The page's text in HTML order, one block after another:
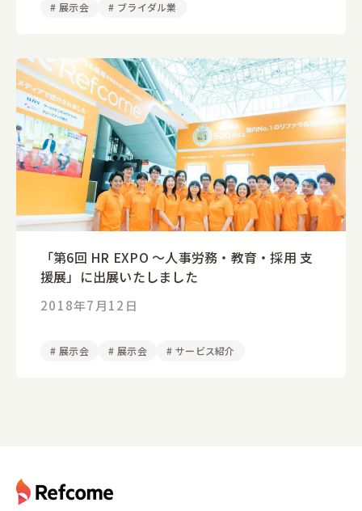
# 展示会 # ブライダル業
「第6回 HR EXPO ～人事労務・教育・採用 支
援展」に出展いたしました
2018年7月12日
# 展示会 # 展示会 # サービス紹介